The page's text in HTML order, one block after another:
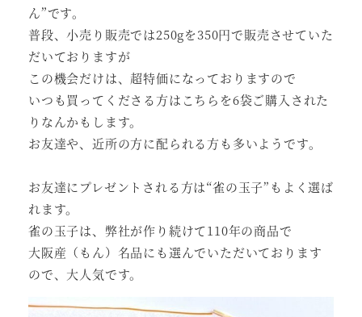
ん”です。
普段、小売り販売では250gを350円で販売させていた
だいておりますが
この機会だけは、超特価になっておりますので
いつも買ってくださる方はこちらを6袋ご購入された
りなんかもします。
お友達や、近所の方に配られる方も多いようです。
お友達にプレゼントされる方は“雀の玉子”もよく選ば
れます。
雀の玉子は、弊社が作り続けて110年の商品で
大阪産（もん）名品にも選んでいただいております
ので、大人気です。